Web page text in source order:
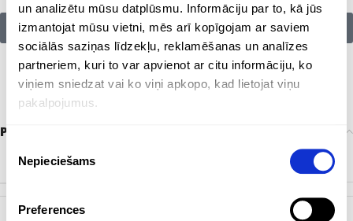
un analizētu mūsu datplūsmu. Informāciju par to, kā jūs
izmantojat mūsu vietni, mēs arī kopīgojam ar saviem
sociālās saziņas līdzekļu, reklamēšanas un analīzes
partneriem, kuri to var apvienot ar citu informāciju, ko
viņiem sniedzat vai ko viņi apkopo, kad lietojat viņu
pakalpojumus.
izvēle
Nepieciešams
Preferences
Citu zīmolu preces:
Papildu informācija
ZĪMOLS
Bez zīmola